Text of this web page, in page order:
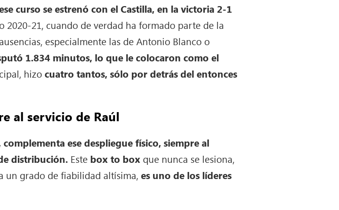
curso se estrenó con el Castilla, en la victoria 2-1
2020-21, cuando de verdad ha formado parte de la
especialmente las de Antonio Blanco o
1.834 minutos, lo que le colocaron como el
hizocuatro tantos, sólo por detrás del entonces
al servicio de Raúl
ese despliegue físico, siempre al
distribución. Este box to box que nunca se lesiona,
un grado de fiabilidad altísima,es uno de los líderes